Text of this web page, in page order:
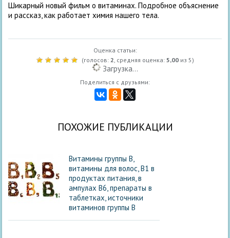
Шикарный новый фильм о витаминах. Подробное объяснение
и рассказ, как работает химия нашего тела.
Оценка статьи:
(голосов: 2, средняя оценка: 5,00из 5)
Загрузка...
Поделиться с друзьями:
ПОХОЖИЕ ПУБЛИКАЦИИ
Витамины группы В,
витамины для волос, В1 в
продуктах питания, в
ампулах В6, препараты в
таблетках, источники
витаминов группы В